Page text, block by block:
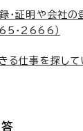
・証明や会社の
・2666）
る仕事を探し